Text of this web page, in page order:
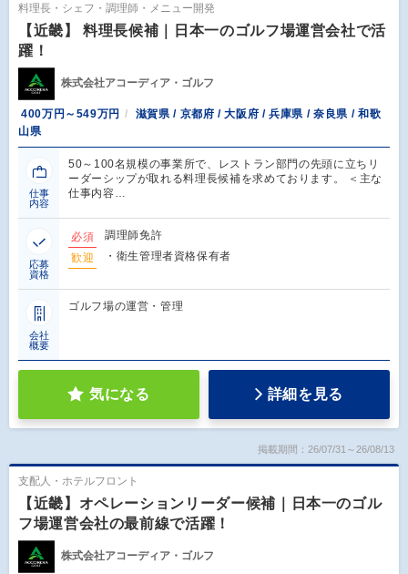
料理長・シェフ・調理師・メニュー開発
【近畿】 料理長候補｜日本一のゴルフ場運営会社で活
躍！
株式会社アコーディア・ゴルフ
400万円～549万円
滋賀県 / 京都府 / 大阪府 / 兵庫県 / 奈良県 / 和歌
山県
仕事
内容
50～100名規模の事業所で、レストラン部門の先頭に立ちリ
ーダーシップが取れる料理長候補を求めております。 ＜主な
仕事内容…
応募
資格
必須
調理師免許
歓迎
・衛生管理者資格保有者
会社
概要
ゴルフ場の運営・管理
気になる 詳細を見る
掲載期間：26/07/31～26/08/13
支配人・ホテルフロント
【近畿】オペレーションリーダー候補｜日本一のゴル
フ場運営会社の最前線で活躍！
株式会社アコーディア・ゴルフ